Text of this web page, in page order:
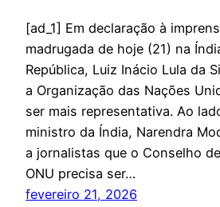
[ad_1] Em declaração à
madrugada de hoje (21) na
República, Luiz Inácio Lula da
a Organização das Nações
ser mais representativa. Ao
ministro da Índia, Narendra
a jornalistas que o Conselho
ONU precisa ser…
fevereiro 21, 2026